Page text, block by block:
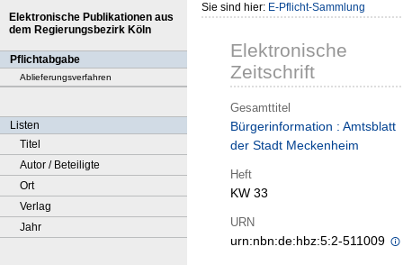
Elektronische Publikationen aus
dem Regierungsbezirk Köln
Pflichtabgabe
Ablieferungsverfahren
Listen
Titel
Autor / Beteiligte
Ort
Verlag
Jahr
Sie sind hier: E-Pflicht-Sammlung
Elektronische
Zeitschrift
Gesamttitel
Bürgerinformation : Amtsblatt
der Stadt Meckenheim
Heft
KW 33
URN
urn:nbn:de:hbz:5:2-511009